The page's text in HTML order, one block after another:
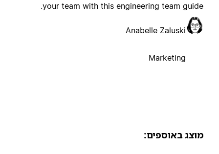
your team with this engineering team
Anabelle Zaluski
Marketing
באוספים: